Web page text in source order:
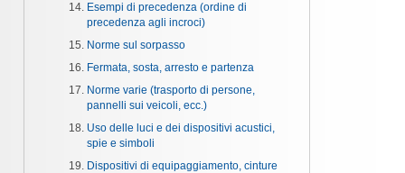
Esempi di precedenza (ordine di
precedenza agli incroci)
Norme sul sorpasso
Fermata, sosta, arresto e partenza
Norme varie (trasporto di persone,
pannelli sui veicoli, ecc.)
Uso delle luci e dei dispositivi acustici,
spie e simboli
Dispositivi di equipaggiamento, cinture